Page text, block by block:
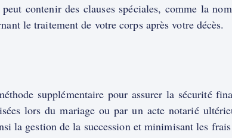
contenir des clauses spéciales, comme la
le traitement de votre corps après votre décès.
supplémentaire pour assurer la sécurité
lors du mariage ou par un acte notarié
la gestion de la succession et minimisant les frais